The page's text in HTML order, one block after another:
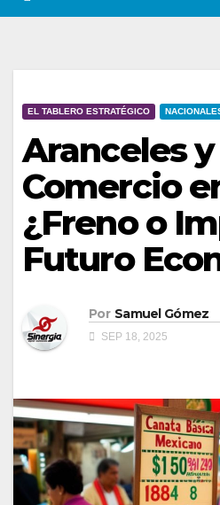
EL TABLERO ESTRATÉGICO
Aranceles y
Comercio
¿Freno o
Futuro
Por Samuel Gómez
SEP 18, 2025